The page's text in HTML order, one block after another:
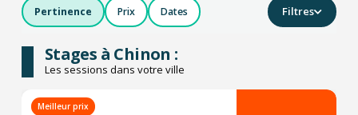
Pertinence Prix Dates Filtres
Stages à Chinon :
Les sessions dans votre ville
Meilleur prix